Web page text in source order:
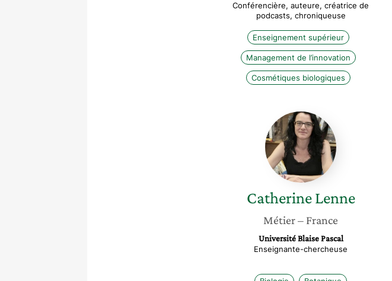
Conférencière, auteure, créatrice de
podcasts, chroniqueuse
Enseignement supérieur
Management de l’innovation
Cosmétiques biologiques
Catherine
Lenne
Catherine Lenne
Métier– France
Université Blaise Pascal
Enseignante-chercheuse